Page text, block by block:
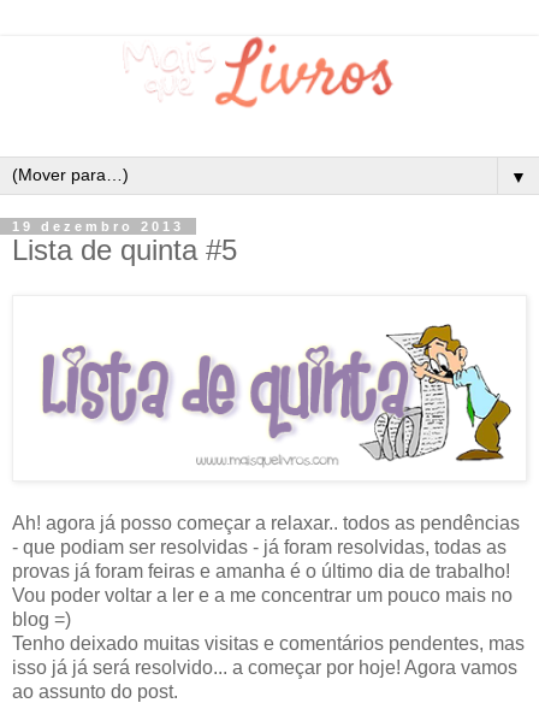
▼
19 dezembro 2013
Lista de quinta #5
Ah! agora já posso começar a relaxar.. todos as pendências
- que podiam ser resolvidas - já foram resolvidas, todas as
provas já foram feiras e amanha é o último dia de trabalho!
Vou poder voltar a ler e a me concentrar um pouco mais no
blog =)
Tenho deixado muitas visitas e comentários pendentes, mas
isso já já será resolvido... a começar por hoje! Agora vamos
ao assunto do post.